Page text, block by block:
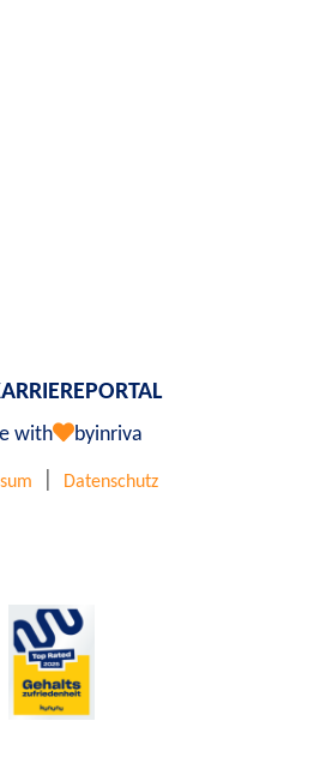
with byinriva
Datenschutz